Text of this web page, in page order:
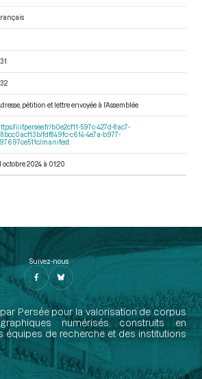
pétition et lettre envoyée à l’Assemblée
iiif.persee.fr/b0e2cf11-597c-427d-8ac7-
fdf849fc-c614-4e7a-b977-
manifest
octobre 2024 à 01:20
Suivez-nous
Persée pour la valorisation de corpus
numérisés construits en
équipes de recherche et des institutions